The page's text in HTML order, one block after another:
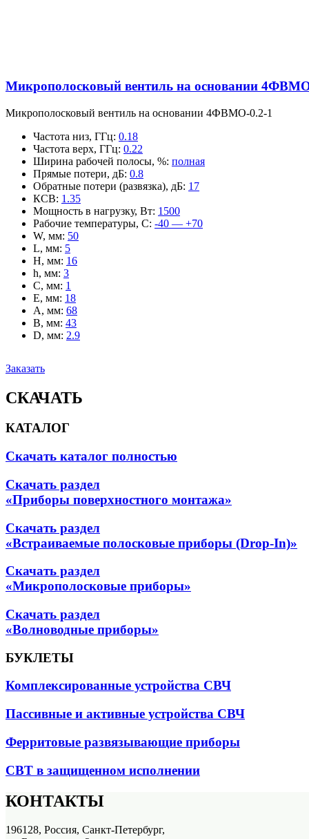
Микрополосковый вентиль на основании
Микрополосковый вентиль на основании 4ФВМO-0.2-1
Частота низ, ГГц: 0.18
Частота верх, ГГц: 0.22
Ширина рабочей полосы, %: полная
Прямые потери, дБ: 0.8
Обратные потери (развязка), дБ: 17
КСВ: 1.35
Мощность в нагрузку, Вт: 1500
Рабочие температуры, С: -40 — +70
W, мм: 50
L, мм: 5
H, мм: 16
h, мм: 3
C, мм: 1
E, мм: 18
A, мм: 68
B, мм: 43
D, мм: 2.9
Заказать
СКАЧАТЬ
КАТАЛОГ
Скачать каталог полностью
Скачать раздел
«Приборы поверхностного монтажа»
Скачать раздел
«Встраиваемые полосковые приборы (Drop-In)»
Скачать раздел
«Микрополосковые приборы»
Скачать раздел
«Волноводные приборы»
БУКЛЕТЫ
Комплексированные устройства СВЧ
Пассивные и активные устройства СВЧ
Ферритовые развязывающие приборы
СВТ в защищенном исполнении
КОНТАКТЫ
196128, Россия, Санкт-Петербург,